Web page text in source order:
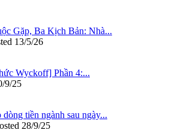
Gặp, Ba Kịch Bản: Nhà...
13/5/26
Wyckoff] Phần 4:...
9/25
tiền ngành sau ngày...
28/9/25